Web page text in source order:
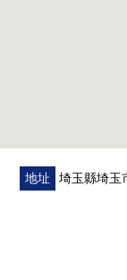
・收藏嵌入式
■ 在找想要的
地址 埼玉縣埼玉